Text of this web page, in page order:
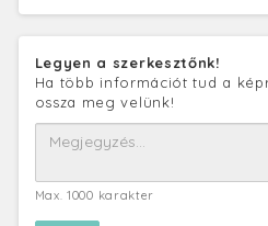
Legyen a szerkesztőnk!
Ha több információt tud a
ossza meg velünk!
Max. 1000 karakter